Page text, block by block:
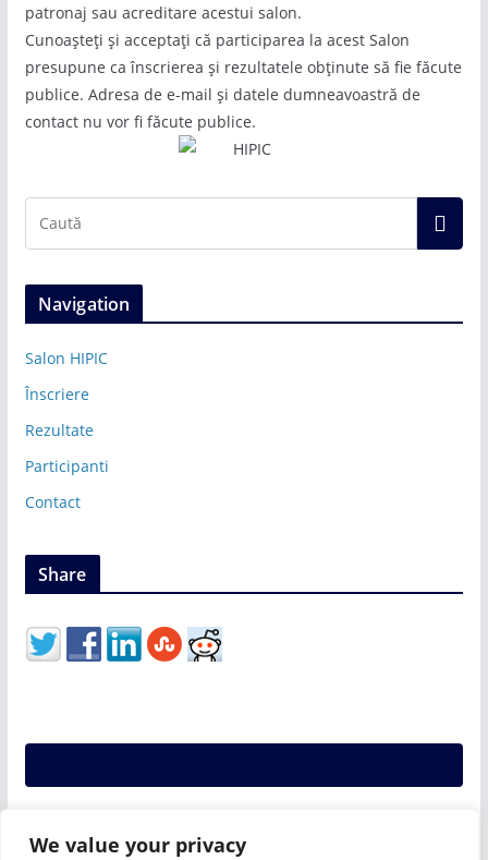
We value your privacy
patronaj sau acreditare acestui salon.
Cunoașteți și acceptați că participarea la acest Salon
presupune ca înscrierea și rezultatele obținute să fie făcute
publice. Adresa de e-mail și datele dumneavoastră de
contact nu vor fi făcute publice.
Navigation
Salon HIPIC
Înscriere
Rezultate
Participanti
Contact
Share